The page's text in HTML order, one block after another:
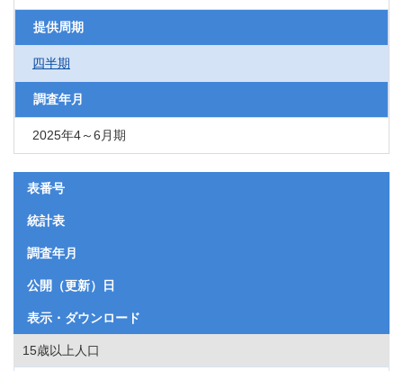
提供周期
四半期
調査年月
2025年4～6月期
表番号
統計表
調査年月
公開（更新）日
表示・ダウンロード
15歳以上人口